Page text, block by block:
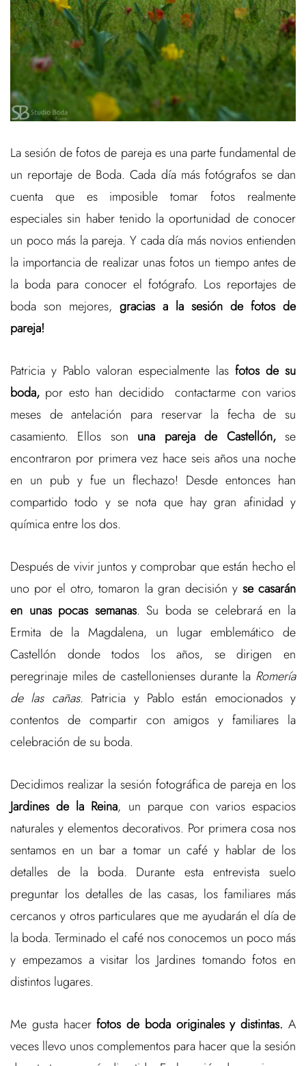
La sesión de fotos de pareja es una parte fundamental de
un reportaje de Boda. Cada día más fotógrafos se dan
cuenta que es imposible tomar fotos realmente
especiales sin haber tenido la oportunidad de conocer
un poco más la pareja. Y cada día más novios entienden
la importancia de realizar unas fotos un tiempo antes de
la boda para conocer el fotógrafo. Los reportajes de
boda son mejores, gracias a la sesión de fotos de
pareja!
Patricia y Pablo valoran especialmente las fotos de su
boda, por esto han decidido contactarme con varios
meses de antelación para reservar la fecha de su
casamiento. Ellos son una pareja de Castellón,se
encontraron por primera vez hace seis años una noche
en un pub y fue un flechazo! Desde entonces han
compartido todo y se nota que hay gran afinidad y
química entre los dos.
Después de vivir juntos y comprobar que están hecho el
uno por el otro, tomaron la gran decisión y se casarán
en unas pocas semanas. Su boda se celebrará en la
Ermita de la Magdalena, un lugar emblemático de
Castellón donde todos los años, se dirigen en
peregrinaje miles de castellonienses durante la Romería
de las cañas. Patricia y Pablo están emocionados y
contentos de compartir con amigos y familiares la
celebración de su boda.
Decidimos realizar la sesión fotográfica de pareja en los
Jardines de la Reina, un parque con varios espacios
naturales y elementos decorativos. Por primera cosa nos
sentamos en un bar a tomar un café y hablar de los
detalles de la boda. Durante esta entrevista suelo
preguntar los detalles de las casas, los familiares más
cercanos y otros particulares que me ayudarán el día de
la boda. Terminado el café nos conocemos un poco más
y empezamos a visitar los Jardines tomando fotos en
distintos lugares.
Me gusta hacerfotos de boda originales y distintas. A
veces llevo unos complementos para hacer que la sesión